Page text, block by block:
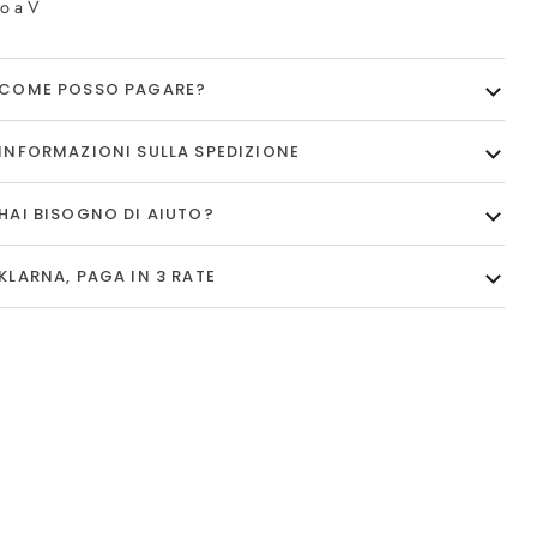
a V
POSSO PAGARE?
SULLA SPEDIZIONE
BISOGNO DI AIUTO?
PAGA IN 3 RATE